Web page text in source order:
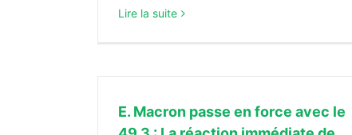
Lire la suite
E. Macron passe en force avec le